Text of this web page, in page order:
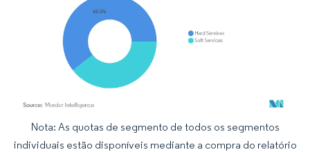
Imagem © Mordor Intelligence. O reuso requer atribuição conforme CC BY 4.0.
Nota: As quotas de segmento de todos os segmentos
individuais estão disponíveis mediante a compra do relatório